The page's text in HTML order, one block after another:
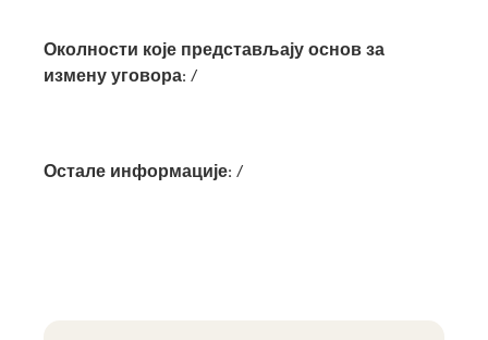
Околности које представљају основ за
измену уговора:/
Остале информације:/